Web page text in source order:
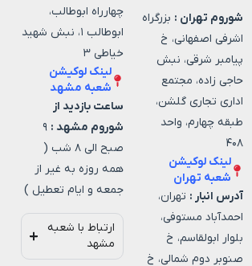
شوروم تهران : بزرگراه
اشرفی اصفهانی، خ
پیامبر شرقی، نبش
حاجی زاده، مجتمع
اداری تجاری گلشن،
طبقه چهارم، واحد
۴۰۸
لینک لوکیشن
شعبه تهران
آدرس انبار : تهران،
احمدآباد مستوفی،
بلوار ابولقاسم، خ
صنوبر دوم شمالی، خ
چهارراه ابوطالب،
ابوطالب ۱، نبش شهید
خیاطی ۳
لینک لوکیشن
شعبه مشهد
ساعت بازدید از
شوروم مشهد : ۹
صبح الی ۸ شب (
همه روزه به غیر از
جمعه و ایام تعطیل )
ارتباط با شعبه
مشهد